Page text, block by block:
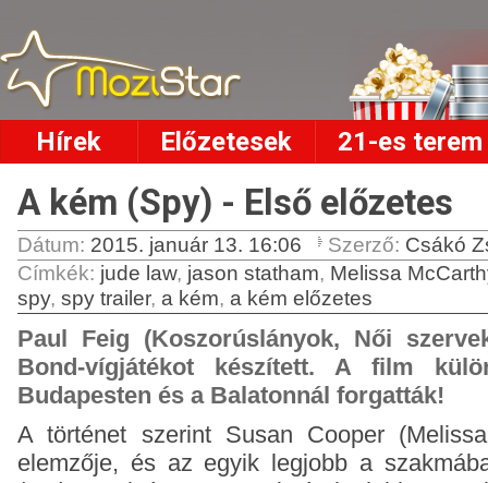
Hírek Előzetesek 21-es terem
A kém (Spy) - Első előzetes
Dátum: 2015. január 13. 16:06 Szerző: Csákó
Címkék: jude law, jason statham, Melissa
spy, spy trailer, a kém, a kém előzetes
Paul Feig (Koszorúslányok, Női
Bond-vígjátékot készített. A film
Budapesten és a Balatonnál forgatták!
A történet szerint Susan Cooper
elemzője, és az egyik legjobb a